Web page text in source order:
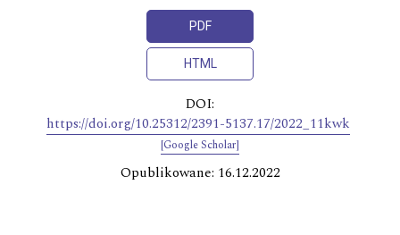
PDF
HTML
DOI:
https://doi.org/10.25312/2391-5137.17/2022_11kwk
[Google Scholar]
Opublikowane: 16.12.2022